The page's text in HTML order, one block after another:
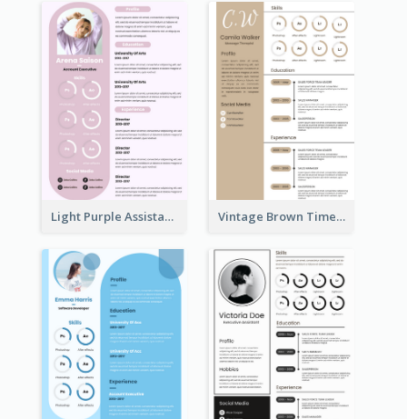
Light Purple Assistant Resume Vintage Brown Timeline Resume